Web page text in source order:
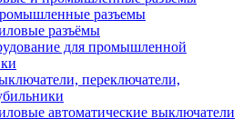
разъемы
разъёмы
для промышленной
переключатели,
автоматические выключатели